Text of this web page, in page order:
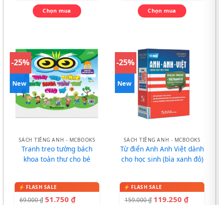
Chọn mua Chọn mua
-25%
New
SÁCH TIẾNG ANH - MCBOOKS
Tranh treo tường bách
khoa toàn thư cho bé
69.000₫ 51.750 ₫
-25%
New
SÁCH TIẾNG ANH - MCBOOKS
Từ điển Anh Anh Việt dành
cho học sinh (bìa xanh đỏ)
159.000₫ 119.250 ₫